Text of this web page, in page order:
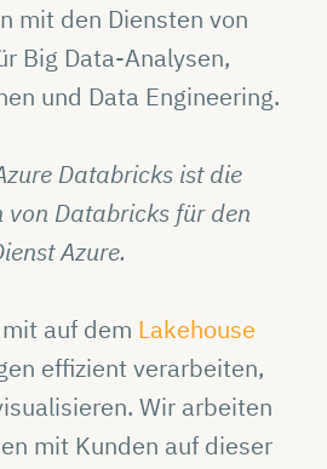
mit den Diensten von
Big Data-Analysen,
und Data Engineering.
Databricks ist die
von Databricks für den
Azure.
auf dem Lakehouse
effizient verarbeiten,
Wir arbeiten
mit Kunden auf dieser